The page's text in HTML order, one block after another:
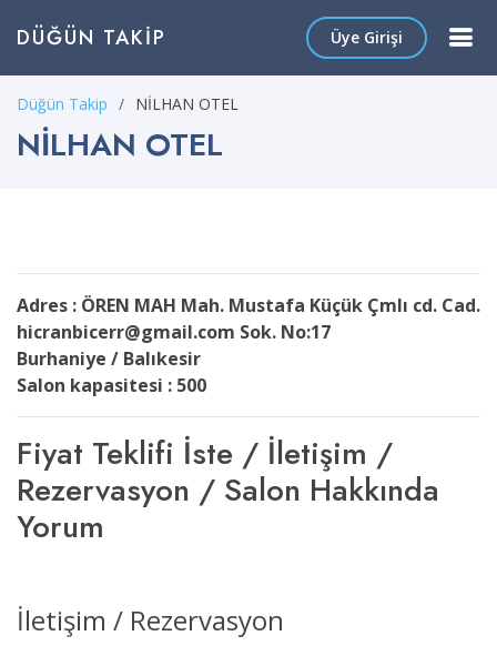
DÜĞÜN TAKIP Üye Girişi
Düğün Takip NİLHAN OTEL
NİLHAN OTEL
Adres : ÖREN MAH Mah. Mustafa Küçük Çmlı cd. Cad.
hicranbicerr@gmail.com Sok. No:17
Burhaniye / Balıkesir
Salon kapasitesi : 500
Fiyat Teklifi İste / İletişim /
Rezervasyon / Salon Hakkında
Yorum
İletişim / Rezervasyon